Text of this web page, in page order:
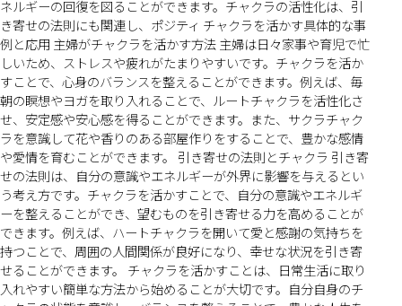
ネルギーの回復を図ることができます。チャクラの活性化は、引
き寄せの法則にも関連し、ポジティ チャクラを活かす具体的な事
例と応用 主婦がチャクラを活かす方法 主婦は日々家事や育児で忙
しいため、ストレスや疲れがたまりやすいです。チャクラを活か
すことで、心身のバランスを整えることができます。例えば、毎
朝の瞑想やヨガを取り入れることで、ルートチャクラを活性化さ
せ、安定感や安心感を得ることができます。また、サクラチャク
ラを意識して花や香りのある部屋作りをすることで、豊かな感情
や愛情を育むことができます。 引き寄せの法則とチャクラ 引き寄
せの法則は、自分の意識やエネルギーが外界に影響を与えるとい
う考え方です。チャクラを活かすことで、自分の意識やエネルギ
ーを整えることができ、望むものを引き寄せる力を高めることが
できます。例えば、ハートチャクラを開いて愛と感謝の気持ちを
持つことで、周囲の人間関係が良好になり、幸せな状況を引き寄
せることができます。 チャクラを活かすことは、日常生活に取り
入れやすい簡単な方法から始めることが大切です。自分自身のチ